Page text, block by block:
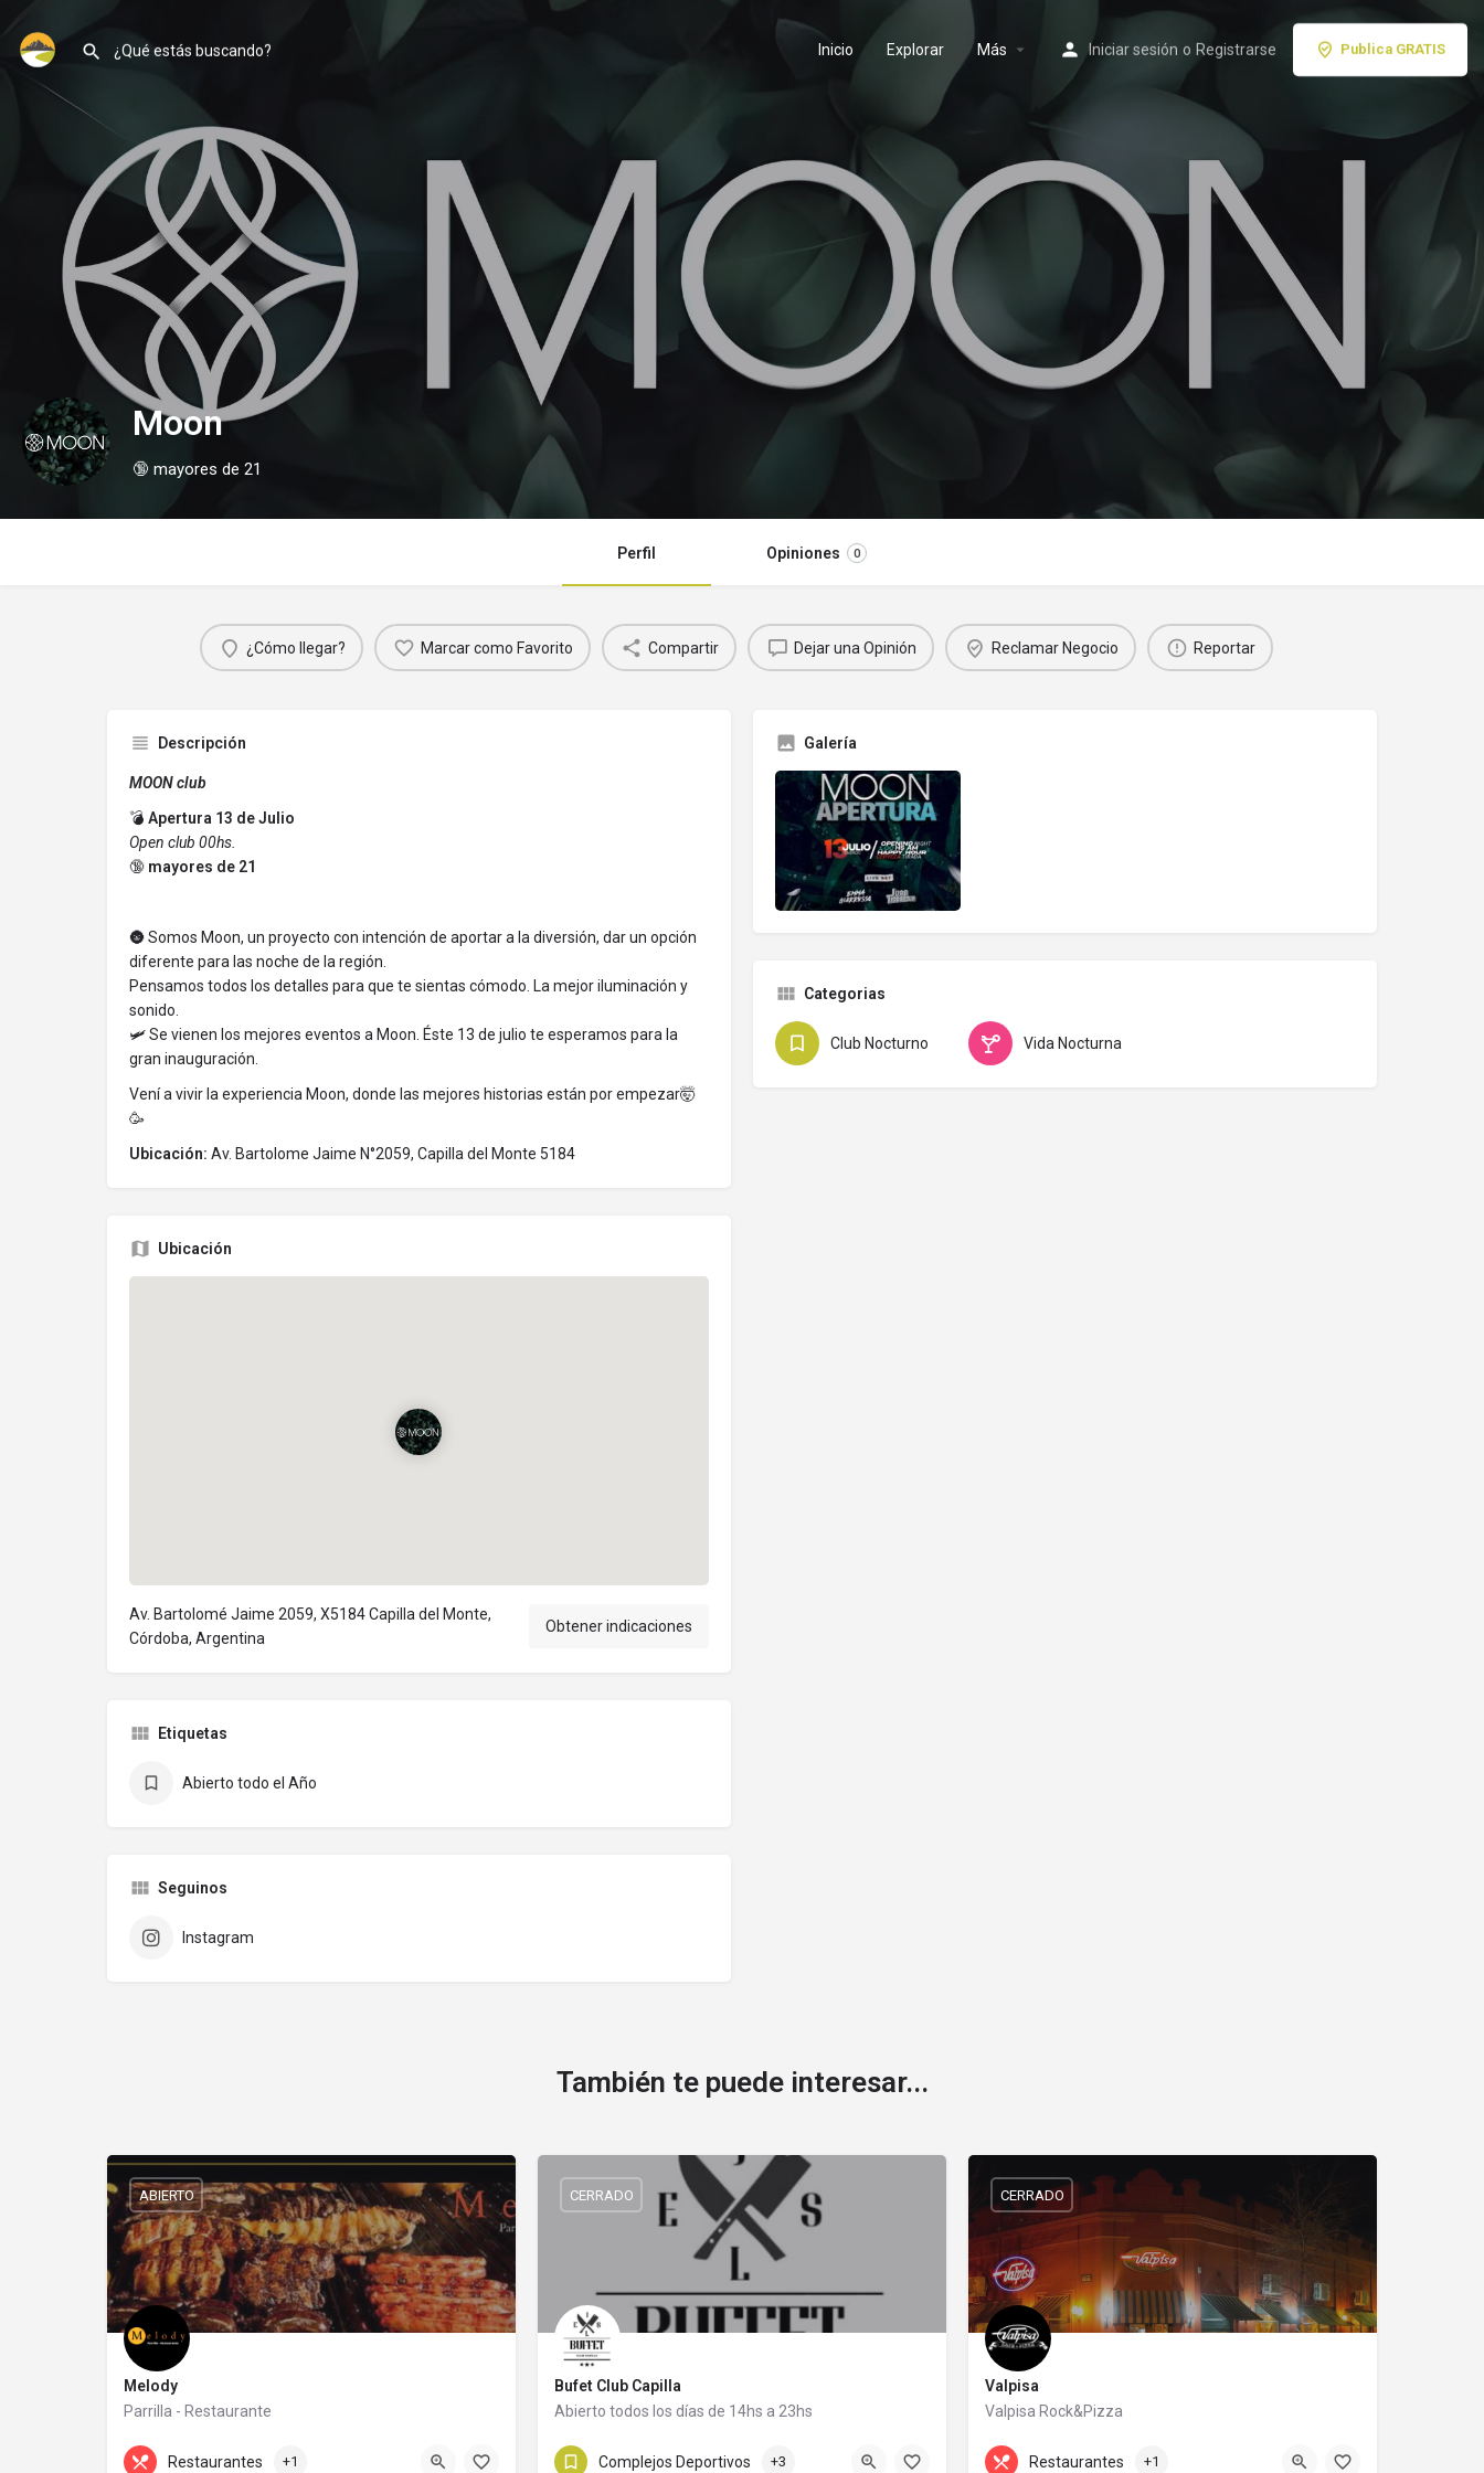
Inicio Explorar Más Iniciar sesión o Registrarse Publica GRATIS
Moon
🔞 mayores de 21
Perfil Opiniones 0
¿Cómo llegar? Marcar como Favorito Compartir Dejar una Opinión Reclamar Negocio Reportar
Descripción
MOON club
💣 Apertura 13 de Julio
Open club 00hs.
🔞 mayores de 21
🌚 Somos Moon, un proyecto con intención de aportar a la diversión, dar un opción
diferente para las noche de la región.
Pensamos todos los detalles para que te sientas cómodo. La mejor iluminación y
sonido.
🛩 Se vienen los mejores eventos a Moon. Éste 13 de julio te esperamos para la
gran inauguración.
Vení a vivir la experiencia Moon, donde las mejores historias están por empezar🤯
🥳
Ubicación: Av. Bartolome Jaime N°2059, Capilla del Monte 5184
Ubicación
Av. Bartolomé Jaime 2059, X5184 Capilla del Monte,
Córdoba, Argentina
Obtener indicaciones
Etiquetas
Abierto todo el Año
Seguinos
Instagram
Galería
Categorias
Club Nocturno Vida Nocturna
También te puede interesar...
Melody
Parrilla - Restaurante
+54 3548 48-3060
ABIERTO
Restaurantes +1
Bufet Club Capilla
Abierto todos los días de 14hs a 23hs
25 de Mayo 264
CERRADO
Complejos Deportivos +3
Valpisa
Valpisa Rock&Pizza
+54 3548 48-2612
CERRADO
Restaurantes +1